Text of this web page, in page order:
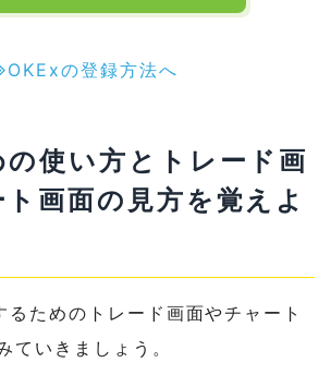
OKExの登録方法へ
使い方とトレード画
画面の見方を覚えよ
るためのトレード画面やチャート
ていきましょう。